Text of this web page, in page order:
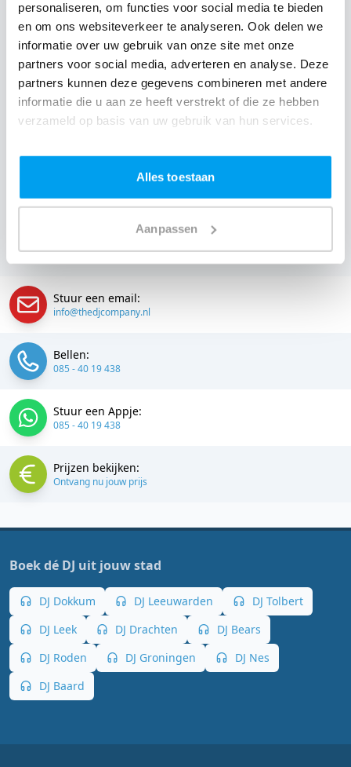
personaliseren, om functies voor social media te bieden
en om ons websiteverkeer te analyseren. Ook delen we
informatie over uw gebruik van onze site met onze
partners voor social media, adverteren en analyse. Deze
partners kunnen deze gegevens combineren met andere
informatie die u aan ze heeft verstrekt of die ze hebben
verzameld op basis van uw gebruik van hun services.
Alles toestaan
Aanpassen
Een DJ hurenzonder zorgen in Cafe de Bunte Bok: dat is
onze garantie. Van de afstemming met de locatie tot
een reserve DJ. Wij zorgen dat het goed komt. Maar
voordat je een DJ voor jouw feest gaat boeken, wil je
natuurlijk weten wat het kost.
jouw feest. Ook kun je nu boeken of een vrijblijvende
offerte aanvragen. Huur de beste DJ uit Lioessens en
omgeving, en check dus directonze prijzen voor jouw
DJ.
Stuur een email:
info@thedjcompany.nl
Bellen:
085 - 40 19 438
Stuur een Appje:
085 - 40 19 438
Prijzen bekijken:
Ontvang nu jouw prijs
Boek dé DJ uit jouw stad
DJ Dokkum DJ Leeuwarden
DJ Tolbert
DJ Leek
DJ Drachten
DJ Bears
DJ Roden
DJ Groningen
DJ Nes
DJ Baard